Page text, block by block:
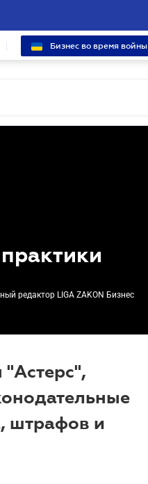
Бизнес во время войны
редактор LIGA ZAKON Бизнес
штрафов и